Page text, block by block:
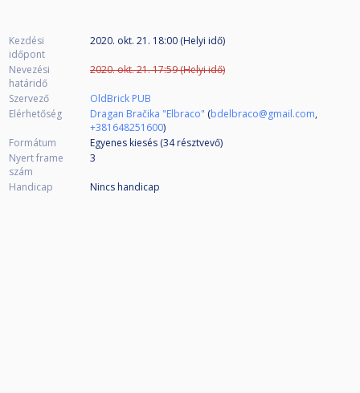
Kezdési
időpont
2020. okt. 21. 18:00 (Helyi idő)
Nevezési
határidő
2020. okt. 21. 17:59 (Helyi idő)
Szervező
OldBrick PUB
Elérhetőség
Dragan Bračika "Elbraco" (bdelbraco@gmail.com,
+381648251600)
Formátum
Egyenes kiesés (34résztvevő)
Nyert frame
szám
3
Handicap Nincs handicap